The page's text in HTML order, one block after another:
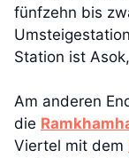
fünfzehn bis
Station ist
Am anderen
die
Viertel mit dem